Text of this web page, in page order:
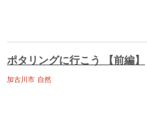
ポタリングに行こう 【前編】
加古川市 自然